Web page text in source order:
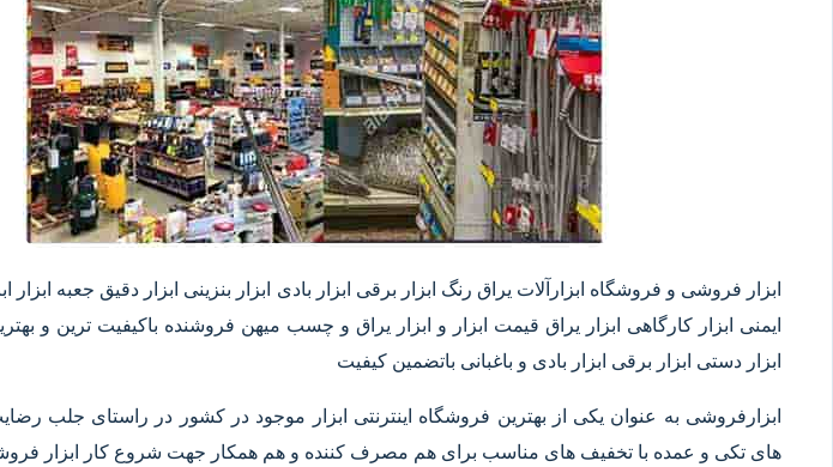
ابزار فروشی و فروشگاه ابزارآلات یراق رنگ ابزار برقی ابزار بادی ابزار بنزینی ابزار دقیق​ جعبه ابزار
ایمنی ابزار کارگاهی ابزار یراق قیمت ابزار و ابزار یراق و چسب میهن فروشنده باکیفیت ترین و
ابزار دستی ابزار برقی ابزار بادی و باغبانی باتضمین کیفیت
ابزارفروشی به عنوان یکی از بهترین فروشگاه اینترنتی ابزار موجود در کشور در راستای جلب
های تکی و عمده با تخفیف های مناسب برای هم مصرف کننده و هم همکار جهت شروع کار ابزار